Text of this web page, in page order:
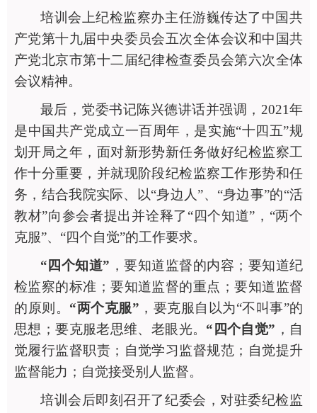
培训会上纪检监察办主任游巍传达了中国共
产党第十九届中央委员会五次全体会议和中国共
产党北京市第十二届纪律检查委员会第六次全体
会议精神。
最后，党委书记陈兴德讲话并强调， 2021年
是中国共产党成立一百周年，是实施“十四五”规
划开局之年，面对新形势新任务做好纪检监察工
作十分重要，并就现阶段纪检监察工作形势和任
务，结合我院实际、以“身边人”、“身边事”的“活
教材”向参会者提出并诠释了“四个知道”，“两个
克服”、“四个自觉”的工作要求。
“四个知道” ，要知道监督的内容；要知道纪
检监察的标准；要知道监督的重点；要知道监督
的原则。 “两个克服” ，要克服自以为“不叫事”的
思想；要克服老思维、老眼光。 “四个自觉” ，自
觉履行监督职责；自觉学习监督规范；自觉提升
监督能力；自觉接受别人监督。
培训会后即刻召开了纪委会，对驻委纪检监